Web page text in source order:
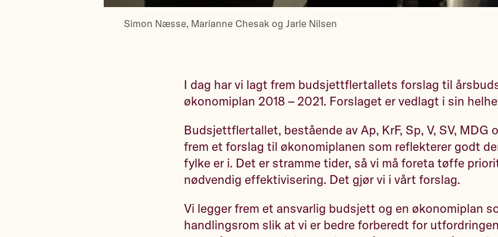
Simon Næsse, Marianne Chesak og Jarle Nilsen
I dag har vi lagt frem budsjettflertallets forslag til
økonomiplan 2018 – 2021. Forslaget er vedlagt i sin
Budsjettflertallet, bestående av Ap, KrF, Sp, V, SV, MDG
frem et forslag til økonomiplanen som reflekterer godt
fylke er i. Det er stramme tider, så vi må foreta tøffe
nødvendig effektivisering. Det gjør vi i vårt forslag.
Vi legger frem et ansvarlig budsjett og en økonomiplan
handlingsrom slik at vi er bedre forberedt for